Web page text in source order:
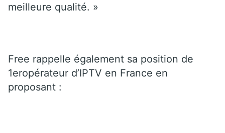
meilleure qualité. »
Free rappelle également sa position de
1eropérateur d’IPTV en France en
proposant :